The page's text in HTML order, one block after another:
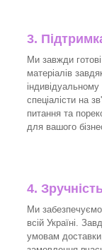
3.
Ми завжди
матеріалів
спеціалісти на
питання та
для вашого
4.
Ми
всій Україні.
умовам